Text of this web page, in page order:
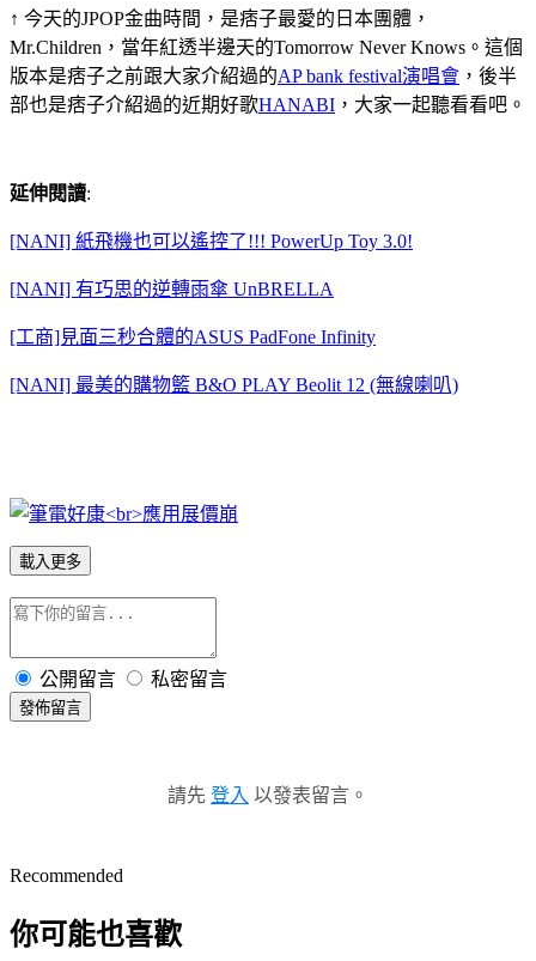
↑ 今天的JPOP金曲時間，是痞子最愛的日本團體，
Mr.Children，當年紅透半邊天的Tomorrow Never Knows。這個
版本是痞子之前跟大家介紹過的AP bank festival演唱會 ，後半
部也是痞子介紹過的近期好歌HANABI ，大家一起聽看看吧。
延伸閱讀:
[NANI] 紙飛機也可以遙控了!!! PowerUp Toy 3.0!
[NANI] 有巧思的逆轉雨傘 UnBRELLA
[工商]見面三秒合體的ASUS PadFone Infinity
[NANI] 最美的購物籃 B&O PLAY Beolit 12 (無線喇叭)
載入更多
公開留言 私密留言
發佈留言
請先 登入 以發表留言。
Recommended
你可能也喜歡